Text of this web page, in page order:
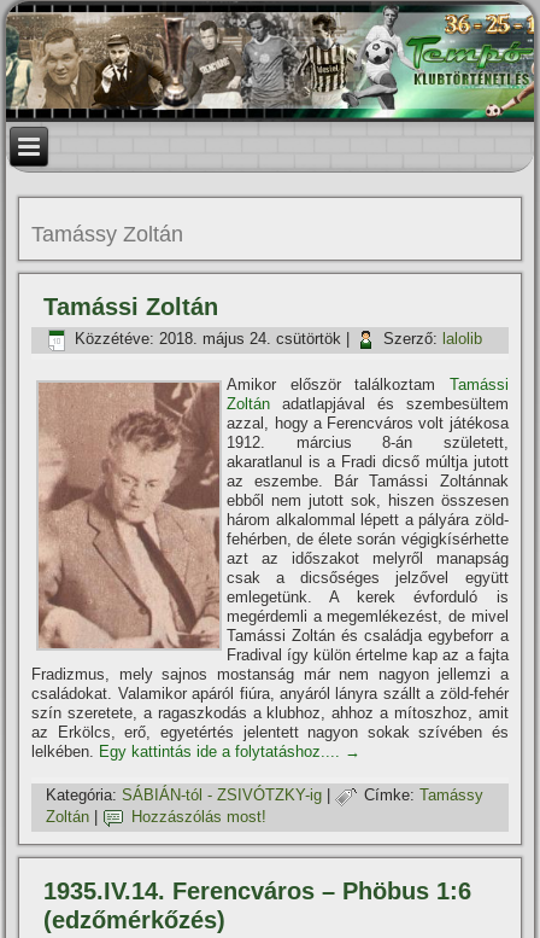
Tamássy Zoltán
Tamássi Zoltán
Közzétéve: 2018. május 24. csütörtök Szerző: lalolib
Amikor először találkoztam Tamássi
Zoltán adatlapjával és szembesültem
azzal, hogy a Ferencváros volt játékosa
1912. március 8-án született,
akaratlanul is a Fradi dicső múltja jutott
az eszembe. Bár Tamássi Zoltánnak
ebből nem jutott sok, hiszen összesen
három alkalommal lépett a pályára zöld-
fehérben, de élete során végigkí­sérhette
azt az időszakot melyről manapság
csak a dicsőséges jelzővel együtt
emlegetünk. A kerek évforduló is
megérdemli a megemlékezést, de mivel
Tamássi Zoltán és családja egybeforr a
Fradival í­gy külön értelme kap az a fajta
Fradizmus, mely sajnos mostanság már nem nagyon jellemzi a
családokat. Valamikor apáról fiúra, anyáról lányra szállt a zöld-fehér
szí­n szeretete, a ragaszkodás a klubhoz, ahhoz a mí­toszhoz, amit
az Erkölcs, erő, egyetértés jelentett nagyon sokak szí­vében és
lelkében. Egy kattintás ide a folytatáshoz.... →
Kategória: SÁBIÁN-tól - ZSIVÓTZKY-ig | Címke: Tamássy
Zoltán
Hozzászólás most!
1935.IV.14. Ferencváros – Phöbus 1:6
(edzőmérkőzés)